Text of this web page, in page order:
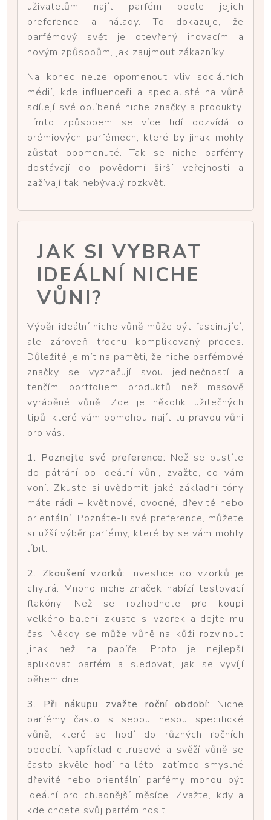
uživatelům najít parfém podle jejich
preference a nálady. To dokazuje, že
parfémový svět je otevřený inovacím a
novým způsobům, jak zaujmout zákazníky.
Na konec nelze opomenout vliv sociálních
médií, kde influenceři a specialisté na vůně
sdílejí své oblíbené niche značky a produkty.
Tímto způsobem se více lidí dozvídá o
prémiových parfémech, které by jinak mohly
zůstat opomenuté. Tak se niche parfémy
dostávají do povědomí širší veřejnosti a
zažívají tak nebývalý rozkvět.
JAK SI VYBRAT
IDEÁLNÍ NICHE
VŮNI?
Výběr ideální niche vůně může být fascinující,
ale zároveň trochu komplikovaný proces.
Důležité je mít na paměti, že niche parfémové
značky se vyznačují svou jedinečností a
tenčím portfoliem produktů než masově
vyráběné vůně. Zde je několik užitečných
tipů, které vám pomohou najít tu pravou vůni
pro vás.
1. Poznejte své preference: Než se pustíte
do pátrání po ideální vůni, zvažte, co vám
voní. Zkuste si uvědomit, jaké základní tóny
máte rádi – květinové, ovocné, dřevité nebo
orientální. Poznáte-li své preference, můžete
si užší výběr parfémy, které by se vám mohly
líbit.
2. Zkoušení vzorků: Investice do vzorků je
chytrá. Mnoho niche značek nabízí testovací
flakóny. Než se rozhodnete pro koupi
velkého balení, zkuste si vzorek a dejte mu
čas. Někdy se může vůně na kůži rozvinout
jinak než na papíře. Proto je nejlepší
aplikovat parfém a sledovat, jak se vyvíjí
během dne.
3. Při nákupu zvažte roční období: Niche
parfémy často s sebou nesou specifické
vůně, které se hodí do různých ročních
období. Například citrusové a svěží vůně se
často skvěle hodí na léto, zatímco smyslné
dřevité nebo orientální parfémy mohou být
ideální pro chladnější měsíce. Zvažte, kdy a
kde chcete svůj parfém nosit.